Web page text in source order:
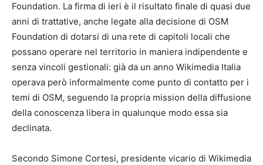
Foundation. La firma di ieri è il risultato finale di quasi due
anni di trattative, anche legate alla decisione di OSM
Foundation di dotarsi di una rete di capitoli locali che
possano operare nel territorio in maniera indipendente e
senza vincoli gestionali: già da un anno Wikimedia Italia
operava però informalmente come punto di contatto per i
temi di OSM, seguendo la propria mission della diffusione
della conoscenza libera in qualunque modo essa sia
declinata.
Secondo Simone Cortesi, presidente vicario di Wikimedia